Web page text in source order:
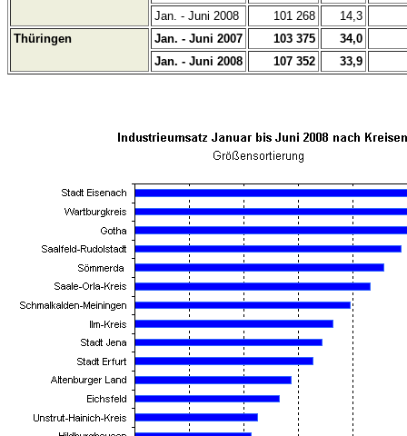
Jan. - Juni 2008
101 268
14,3
Thüringen
Jan. - Juni 2007 103 375
34,0
Jan. - Juni 2008
107 352 33,9